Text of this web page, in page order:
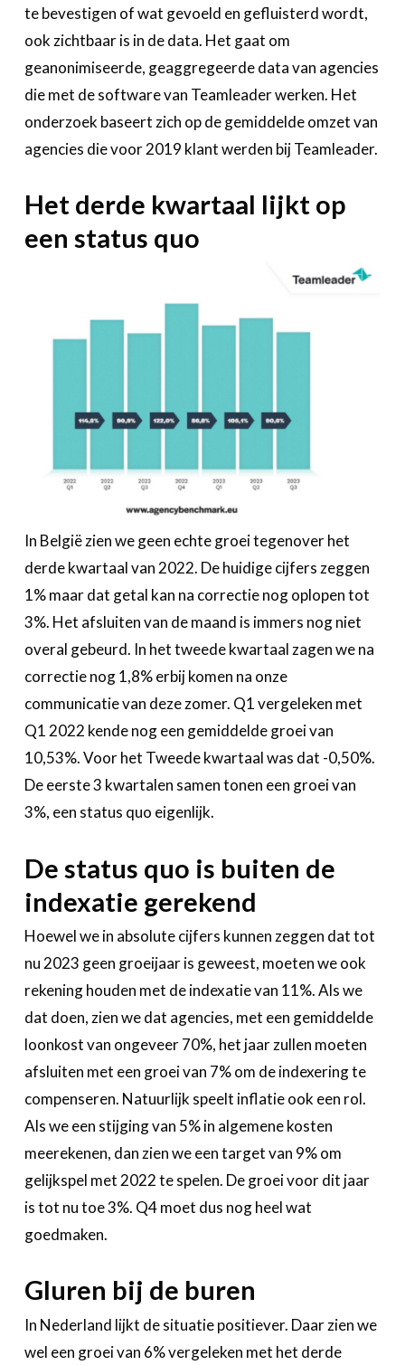
te bevestigen of wat gevoeld en gefluisterd wordt,
ook zichtbaar is in de data. Het gaat om
geanonimiseerde, geaggregeerde data van agencies
die met de software van Teamleader werken. Het
onderzoek baseert zich op de gemiddelde omzet van
agencies die voor 2019 klant werden bij Teamleader.
Het derde kwartaal lijkt op
een status quo
In België zien we geen echte groei tegenover het
derde kwartaal van 2022. De huidige cijfers zeggen
1% maar dat getal kan na correctie nog oplopen tot
3%. Het afsluiten van de maand is immers nog niet
overal gebeurd. In het tweede kwartaal zagen we na
correctie nog 1,8% erbij komen na onze
communicatie van deze zomer. Q1 vergeleken met
Q1 2022 kende nog een gemiddelde groei van
10,53%. Voor het Tweede kwartaal was dat -0,50%.
De eerste 3 kwartalen samen tonen een groei van
3%, een status quo eigenlijk.
De status quo is buiten de
indexatie gerekend
Hoewel we in absolute cijfers kunnen zeggen dat tot
nu 2023 geen groeijaar is geweest, moeten we ook
rekening houden met de indexatie van 11%. Als we
dat doen, zien we dat agencies, met een gemiddelde
loonkost van ongeveer 70%, het jaar zullen moeten
afsluiten met een groei van 7% om de indexering te
compenseren. Natuurlijk speelt inflatie ook een rol.
Als we een stijging van 5% in algemene kosten
meerekenen, dan zien we een target van 9% om
gelijkspel met 2022 te spelen. De groei voor dit jaar
is tot nu toe 3%. Q4 moet dus nog heel wat
goedmaken.
Gluren bij de buren
In Nederland lijkt de situatie positiever. Daar zien we
wel een groei van 6% vergeleken met het derde